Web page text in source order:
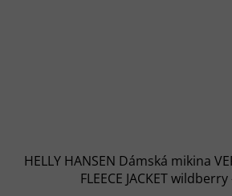
HELLY HANSEN Dámská mikina
FLEECE JACKET